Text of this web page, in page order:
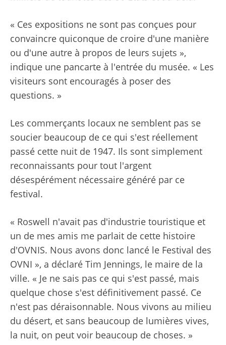
« Ces expositions ne sont pas conçues pour
convaincre quiconque de croire d'une manière
ou d'une autre à propos de leurs sujets »,
indique une pancarte à l'entrée du musée. « Les
visiteurs sont encouragés à poser des
questions. »
Les commerçants locaux ne semblent pas se
soucier beaucoup de ce qui s'est réellement
passé cette nuit de 1947. Ils sont simplement
reconnaissants pour tout l'argent
désespérément nécessaire généré par ce
festival.
« Roswell n'avait pas d'industrie touristique et
un de mes amis me parlait de cette histoire
d'OVNIS. Nous avons donc lancé le Festival des
OVNI », a déclaré Tim Jennings, le maire de la
ville. « Je ne sais pas ce qui s'est passé, mais
quelque chose s'est définitivement passé. Ce
n'est pas déraisonnable. Nous vivons au milieu
du désert, et sans beaucoup de lumières vives,
la nuit, on peut voir beaucoup de choses. »